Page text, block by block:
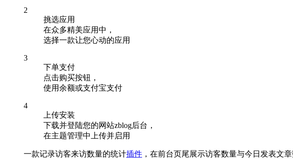
2
挑选应用
在众多精美应用中，
选择一款让您心动的应用
3
下单支付
点击购买按钮，
使用余额或支付宝支付
4
上传安装
下载并登陆您的网站zblog后台，
在主题管理中上传并启用
一款记录访客来访数量的统计插件 ，在前台页尾展示访客数量与今日发表文